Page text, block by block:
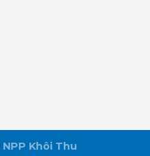
NPP Khôi Thu